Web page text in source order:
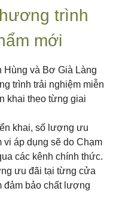
trình
mới
Hùng và Bơ Già Làng
trình trải nghiệm miễn
khai theo từng giai
khai, số lượng ưu
vi áp dụng sẽ do Chạm
các kênh chính thức.
ưu đãi tại từng cửa
đảm bảo chất lượng